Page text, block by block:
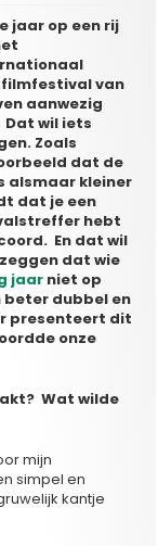
jaar op een rij
van
aanwezig
Dat wil iets
Zoals
dat de
alsmaar kleiner
dat je een
hebt
En dat wil
dat wie
jaar niet op
beter dubbel en
presenteert dit
onze
Wat wilde
mijn
simpel en
kantje